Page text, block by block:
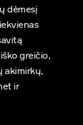
dėmesį
greičio,
akimirkų,
ir